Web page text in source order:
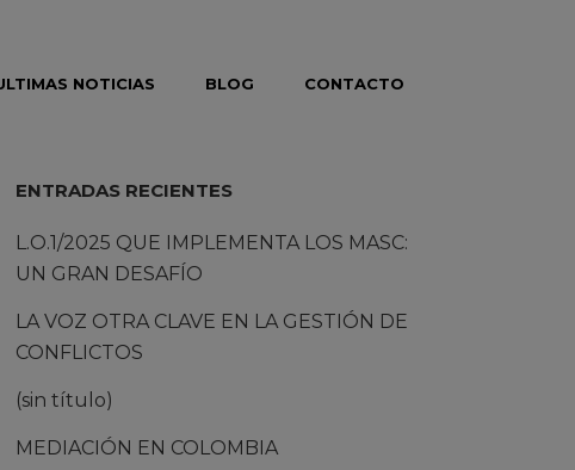
NOTICIAS BLOG CONTACTO
ENTRADAS RECIENTES
L.O.1/2025 QUE IMPLEMENTA LOS MASC:
UN GRAN DESAFÍO
LA VOZ OTRA CLAVE EN LA GESTIÓN DE
CONFLICTOS
(sin título)
MEDIACIÓN EN COLOMBIA